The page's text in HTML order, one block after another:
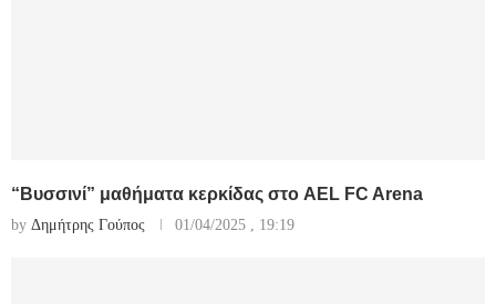
“Βυσσινί” μαθήματα κερκίδας στο AEL FC Arena
by Δημήτρης Γούπος 01/04/2025 , 19:19